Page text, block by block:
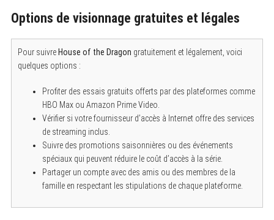
Options de visionnage gratuites et légales
Pour suivre House of the Dragon gratuitement et légalement, voici
quelques options :
Profiter des essais gratuits offerts par des plateformes comme
HBO Max ou Amazon Prime Video.
Vérifier si votre fournisseur d’accès à Internet offre des services
de streaming inclus.
Suivre des promotions saisonnières ou des événements
spéciaux qui peuvent réduire le coût d’accès à la série.
Partager un compte avec des amis ou des membres de la
famille en respectant les stipulations de chaque plateforme.